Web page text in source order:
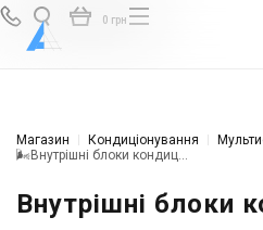
0 грн
Магазин Кондиціонування
🌬Внутрішні блоки кондиціонера
Внутрішні блоки